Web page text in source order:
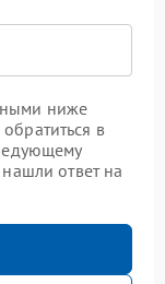
ниже
в
ответ на